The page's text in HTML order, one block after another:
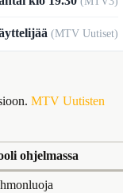
(MTV Uutiset)
MTV Uutisten
ohjelmassa